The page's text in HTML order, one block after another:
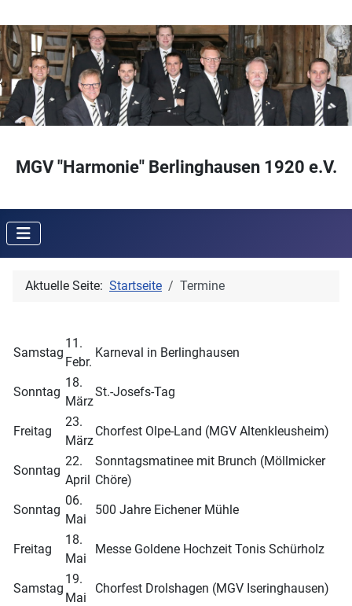
MGV "Harmonie" Berlinghausen 1920 e.V.
Aktuelle Seite: Startseite Termine
Samstag
11.
Febr.
Karneval in Berlinghausen
Sonntag
18.
März
St.-Josefs-Tag
Freitag
23.
März
Chorfest Olpe-Land (MGV Altenkleusheim)
Sonntag
22.
April
Sonntagsmatinee mit Brunch (Möllmicker
Chöre)
Sonntag
06.
Mai
500 Jahre Eichener Mühle
Freitag
18.
Mai
Messe Goldene Hochzeit Tonis Schürholz
Samstag
19.
Mai
Chorfest Drolshagen (MGV Iseringhausen)